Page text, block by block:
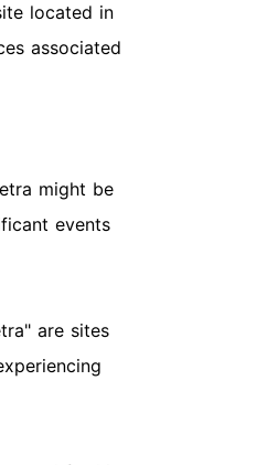
located in
associated
might be
events
are sites